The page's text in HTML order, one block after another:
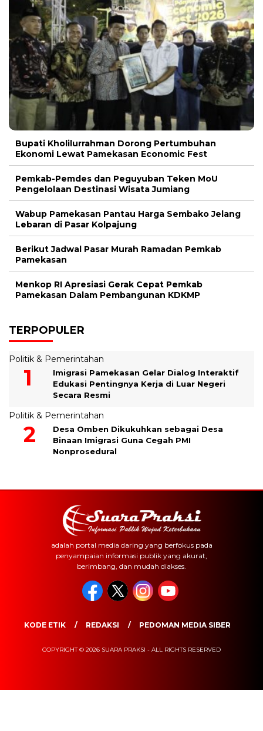
Bupati Kholilurrahman Dorong Pertumbuhan
Ekonomi Lewat Pamekasan Economic Fest
Pemkab-Pemdes dan Peguyuban Teken MoU
Pengelolaan Destinasi Wisata Jumiang
Wabup Pamekasan Pantau Harga Sembako Jelang
Lebaran di Pasar Kolpajung
Berikut Jadwal Pasar Murah Ramadan Pemkab
Pamekasan
Menkop RI Apresiasi Gerak Cepat Pemkab
Pamekasan Dalam Pembangunan KDKMP
TERPOPULER
Politik & Pemerintahan
Imigrasi Pamekasan Gelar Dialog Interaktif
Edukasi Pentingnya Kerja di Luar Negeri
Secara Resmi
Politik & Pemerintahan
Desa Omben Dikukuhkan sebagai Desa
Binaan Imigrasi Guna Cegah PMI
Nonprosedural
adalah portal media daring yang berfokus pada
penyampaian informasi publik yang akurat,
berimbang, dan mudah diakses.
KODE ETIK REDAKSI PEDOMAN MEDIA SIBER
COPYRIGHT © 2026 SUARA PRAKSI - ALL RIGHTS RESERVED